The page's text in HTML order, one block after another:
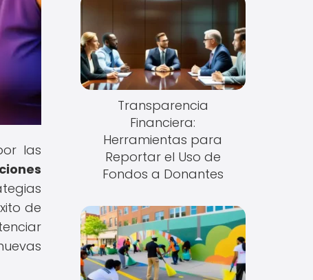
las
de
Transparencia
Financiera:
Herramientas para
Reportar el Uso de
Fondos a Donantes